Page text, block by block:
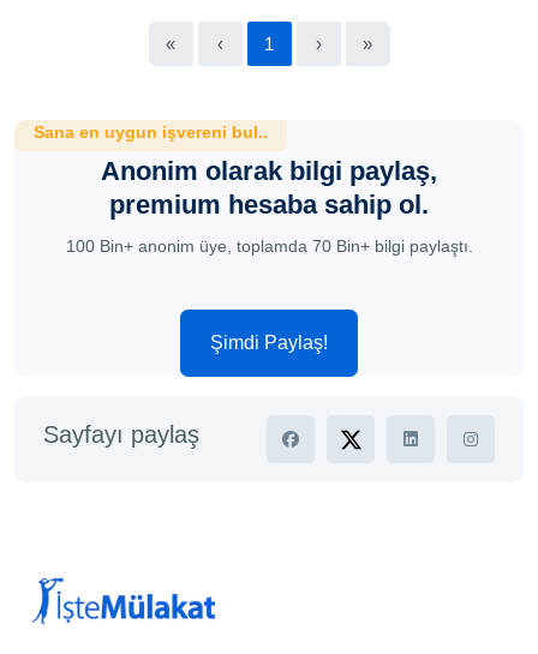
« ‹ 1 › »
Sana en uygun işvereni bul..
Anonim olarak bilgi paylaş,
premium hesaba sahip ol.
100 Bin+ anonim üye, toplamda 70 Bin+ bilgi paylaştı.
Şimdi Paylaş!
Sayfayı paylaş